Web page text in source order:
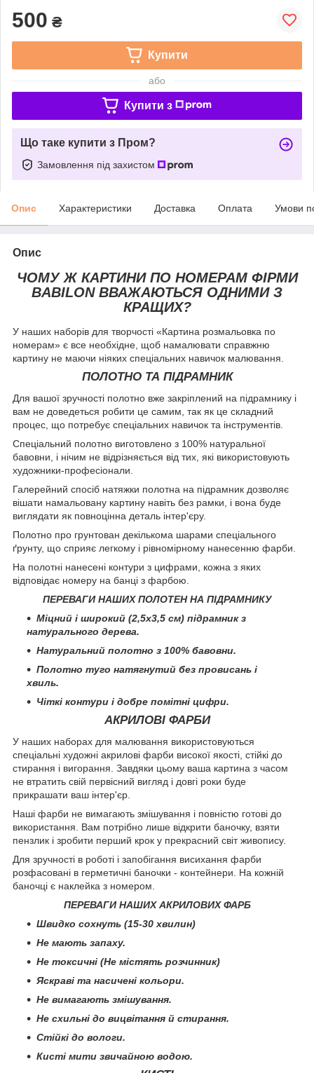
500 ₴
Купити
або
Купити з
Що таке купити з Пром?
Замовлення під захистом
Опис Характеристики Доставка Оплата Умови
Опис
ЧОМУ Ж КАРТИНИ ПО НОМЕРАМ ФІРМИ
BABILON ВВАЖАЮТЬСЯ ОДНИМИ З
КРАЩИХ?
У наших наборів для творчості «Картина розмальовка по
номерам» є все необхідне, щоб намалювати справжню
картину не маючи ніяких спеціальних навичок малювання.
ПОЛОТНО ТА ПІДРАМНИК
Для вашої зручності полотно вже закріплений на підрамнику і
вам не доведеться робити це самим, так як це складний
процес, що потребує спеціальних навичок та інструментів.
Спеціальний полотно виготовлено з 100% натуральної
бавовни, і нічим не відрізняється від тих, які використовують
художники-професіонали.
Галерейний спосіб натяжки полотна на підрамник дозволяє
вішати намальовану картину навіть без рамки, і вона буде
виглядати як повноцінна деталь інтер'єру.
Полотно про грунтован декількома шарами спеціального
ґрунту, що сприяє легкому і рівномірному нанесенню фарби.
На полотні нанесені контури з цифрами, кожна з яких
відповідає номеру на банці з фарбою.
ПЕРЕВАГИ НАШИХ ПОЛОТЕН НА ПІДРАМНИКУ
Міцний і широкий (2,5х3,5 см) підрамник з
натурального дерева.
Натуральний полотно з 100% бавовни.
Полотно туго натягнутий без провисань і
хвиль.
Чіткі контури і добре помітні цифри.
АКРИЛОВІ ФАРБИ
У наших наборах для малювання використовуються
спеціальні художні акрилові фарби високої якості, стійкі до
стирання і вигорання. Завдяки цьому ваша картина з часом
не втратить свій первісний вигляд і довгі роки буде
прикрашати ваш інтер'єр.
Наші фарби не вимагають змішування і повністю готові до
використання. Вам потрібно лише відкрити баночку, взяти
пензлик і зробити перший крок у прекрасний світ живопису.
Для зручності в роботі і запобігання висихання фарби
розфасовані в герметичні баночки - контейнери. На кожній
баночці є наклейка з номером.
ПЕРЕВАГИ НАШИХ АКРИЛОВИХ ФАРБ
Швидко сохнуть (15-30 хвилин)
Не мають запаху.
Не токсичні (Не містять розчинник)
Яскраві та насичені кольори.
Не вимагають змішування.
Не схильні до вицвітання й стирання.
Стійкі до вологи.
Кисті мити звичайною водою.